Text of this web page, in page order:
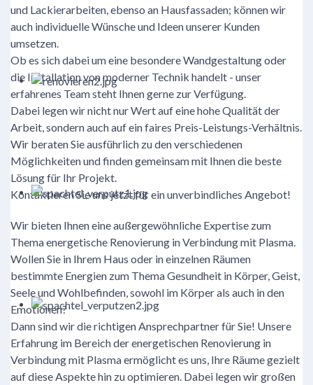
und Lackierarbeiten, ebenso an Hausfassaden; können wir
auch individuelle Wünsche und Ideen unserer Kunden
umsetzen.
Ob es sich dabei um eine besondere Wandgestaltung oder
die Installation von moderner Technik handelt - unser
erfahrenes Team steht Ihnen gerne zur Verfügung.
Dabei legen wir nicht nur Wert auf eine hohe Qualität der
Arbeit, sondern auch auf ein faires Preis-Leistungs-Verhältnis.
Wir beraten Sie ausführlich zu den verschiedenen
Möglichkeiten und finden gemeinsam mit Ihnen die beste
Lösung für Ihr Projekt.
Kontaktieren Sie uns jetzt für ein unverbindliches Angebot!
Wir bieten Ihnen eine außergewöhnliche Expertise zum
Thema energetische Renovierung in Verbindung mit Plasma.
Wollen Sie in Ihrem Haus oder in einzelnen Räumen
bestimmte Energien zum Thema Gesundheit in Körper, Geist,
Seele und Wohlbefinden, sowohl im Körper als auch in den
Emotionen?
Dann sind wir die richtigen Ansprechpartner für Sie! Unsere
Erfahrung im Bereich der energetischen Renovierung in
Verbindung mit Plasma ermöglicht es uns, Ihre Räume gezielt
auf diese Aspekte hin zu optimieren. Dabei legen wir großen